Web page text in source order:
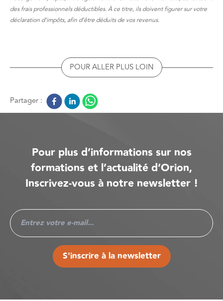
des frais professionnels déductibles. À ce titre, ils doivent figurer sur votre
déclaration d’impôts, afin d’être déduits de vos revenus.
POUR ALLER PLUS LOIN
Partager :
Pour plus d’informations sur nos
formations et l’actualité d’Orion,
Inscrivez-vous à notre newsletter !
S'inscrire à la newsletter